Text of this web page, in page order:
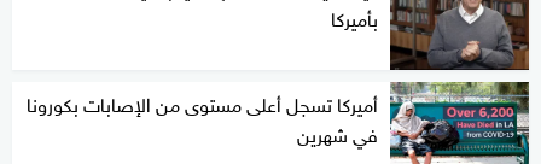
بأميركا
أميركا تسجل أعلى مستوى من الإصابات بكورونا
في شهرين